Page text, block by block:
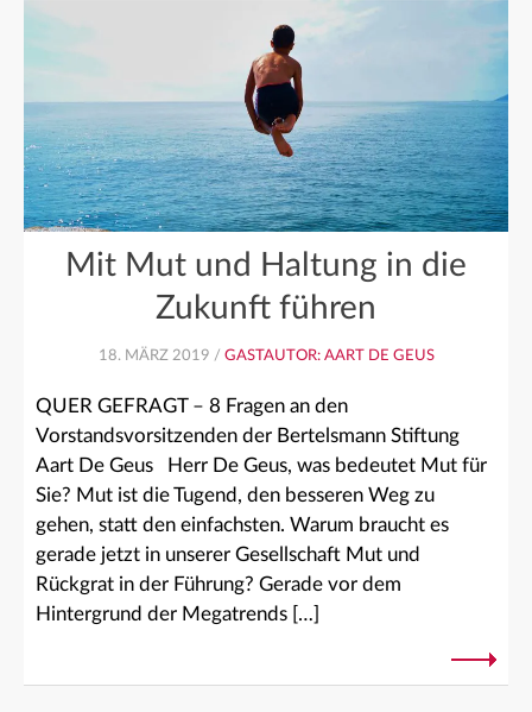
Mit Mut und Haltung in die
Zukunft führen
18. MÄRZ 2019 / GASTAUTOR: AART DE GEUS
QUER GEFRAGT – 8 Fragen an den
Vorstandsvorsitzenden der Bertelsmann Stiftung
Aart De Geus Herr De Geus, was bedeutet Mut für
Sie? Mut ist die Tugend, den besseren Weg zu
gehen, statt den einfachsten. Warum braucht es
gerade jetzt in unserer Gesellschaft Mut und
Rückgrat in der Führung? Gerade vor dem
Hintergrund der Megatrends […]